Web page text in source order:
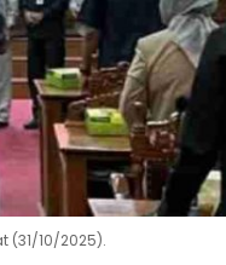
(31/10/2025).